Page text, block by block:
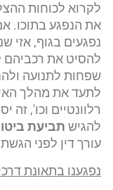
לקרוא לכוחות
את הנפגע בתוכו.
נפגעים בגוף, אזי
להסיט את רכביהם
שפחות לתנועה
לתעד את מהלך
רלוונטיים וכו',
להגיש תביעת
עורך דין לפני
נפגענו בתאונת